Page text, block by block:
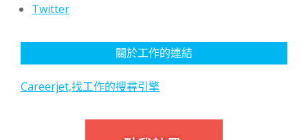
Twitter
關於工作的連結
Careerjet,找工作的搜尋引擎